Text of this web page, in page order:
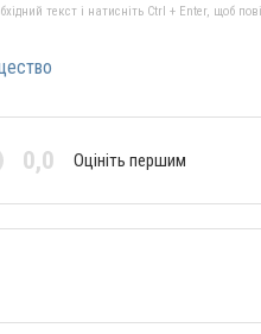
текст і натисніть Ctrl + Enter, щоб
0,0 Оцініть першим